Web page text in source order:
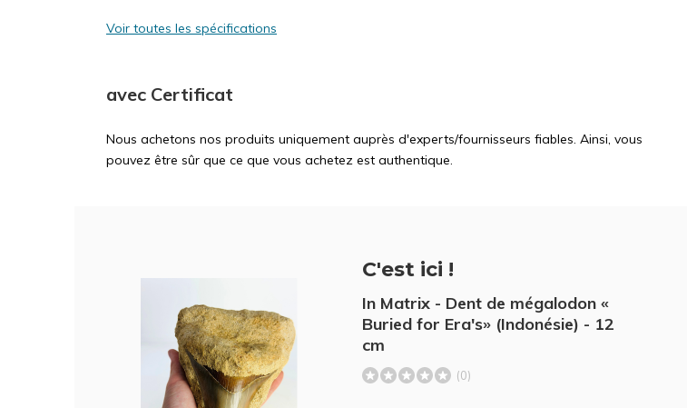
Voir toutes les spécifications
avec Certificat
Nous achetons nos produits uniquement auprès d'experts/fournisseurs fiables. Ainsi, vous
pouvez être sûr que ce que vous achetez est authentique.
C'est ici !
In Matrix - Dent de mégalodon «
Buried for Era's» (Indonésie) - 12
cm
(0)